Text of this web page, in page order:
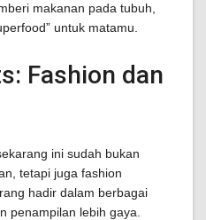
makanan pada tubuh,
untuk matamu.
Fashion dan
ini sudah bukan
tetapi juga fashion
hadir dalam berbagai
penampilan lebih gaya.